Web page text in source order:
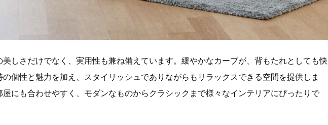
しさだけでなく、実用性も兼ね備えています。緩やかなカーブが、背もたれとしても快
個性と魅力を加え、スタイリッシュでありながらもリラックスできる空間を提供しま
にも合わせやすく、モダンなものからクラシックまで様々なインテリアにぴったりで